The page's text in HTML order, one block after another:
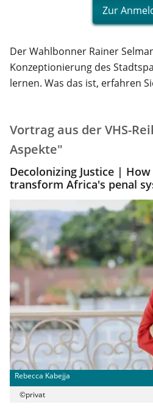
Zur
Der Wahlbonner Rainer
Konzeptionierung des
lernen. Was das ist, erfahren
Vortrag aus der VHS-
Aspekte"
Decolonizing Justice |
transform Africa's penal
Rebecca Kabejja
©privat